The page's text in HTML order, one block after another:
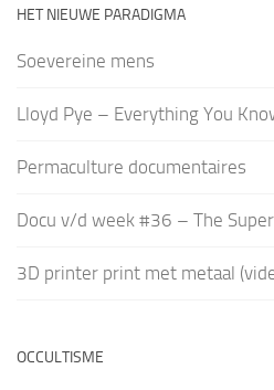
HET NIEUWE PARADIGMA
Soevereine mens
Lloyd Pye – Everything You
Permaculture documentaires
Docu v/d week #36 – The
3D printer print met metaal
OCCULTISME